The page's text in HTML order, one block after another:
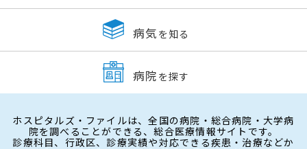
病気 を知る
病院 を探す
ホスピタルズ・ファイルは、全国の病院・総合病院・大学病
院を調べることができる、総合医療情報サイトです。
診療科目、行政区、診療実績や対応できる疾患・治療などか